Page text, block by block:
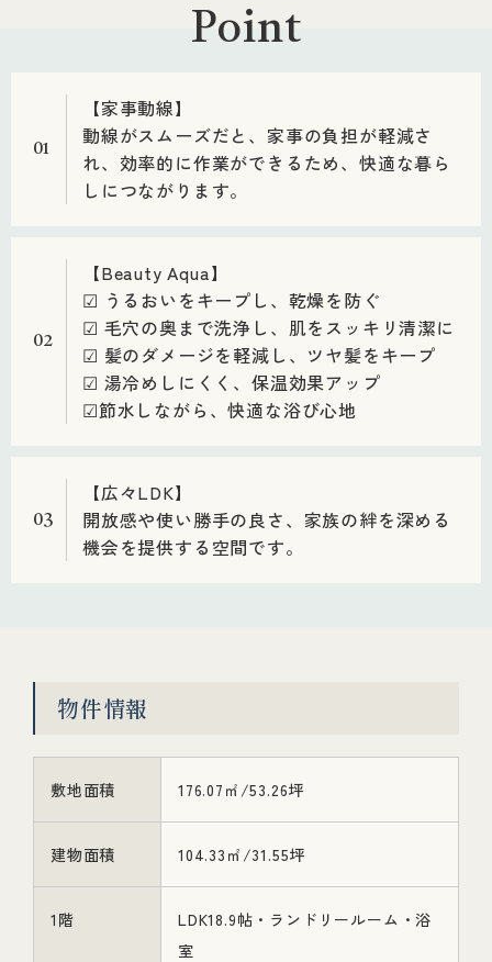
Point
01
【家事動線】
動線がスムーズだと、家事の負担が軽減さ
れ、効率的に作業ができるため、快適な暮ら
しにつながります。
02
【Beauty Aqua】
☑ うるおいをキープし、乾燥を防ぐ
☑ 毛穴の奥まで洗浄し、肌をスッキリ清潔に
☑ 髪のダメージを軽減し、ツヤ髪をキープ
☑ 湯冷めしにくく、保温効果アップ
☑節水しながら、快適な浴び心地
03
【広々LDK】
開放感や使い勝手の良さ、家族の絆を深める
機会を提供する空間です。
物件情報
敷地面積 176.07㎡/53.26坪
建物面積 104.33㎡/31.55坪
1階
LDK18.9帖・ランドリールーム・浴
室